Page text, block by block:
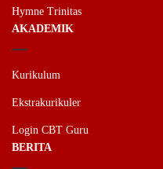
Hymne Trinitas
AKADEMIK
Kurikulum
Ekstrakurikuler
Login CBT Guru
BERITA